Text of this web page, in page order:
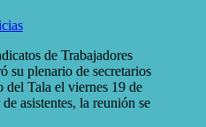
de Trabajadores
plenario de secretarios
del Tala el viernes 19 de
asistentes, la reunión se